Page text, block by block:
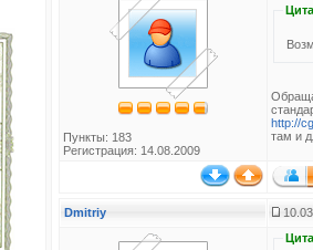
Пункты: 183
Регистрация: 14.08.2009
http://
там и
Dmitriy